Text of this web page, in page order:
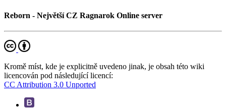
Reborn - Největší CZ Ragnarok Online server
Kromě míst, kde je explicitně uvedeno jinak, je obsah této wiki
licencován pod následující licencí:
CC Attribution 3.0 Unported